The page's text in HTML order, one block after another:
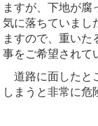
ますが、下地が腐
気に落ちていまし
ますので、重いた
事をご希望されて
道路に面したと
しまうと非常に危